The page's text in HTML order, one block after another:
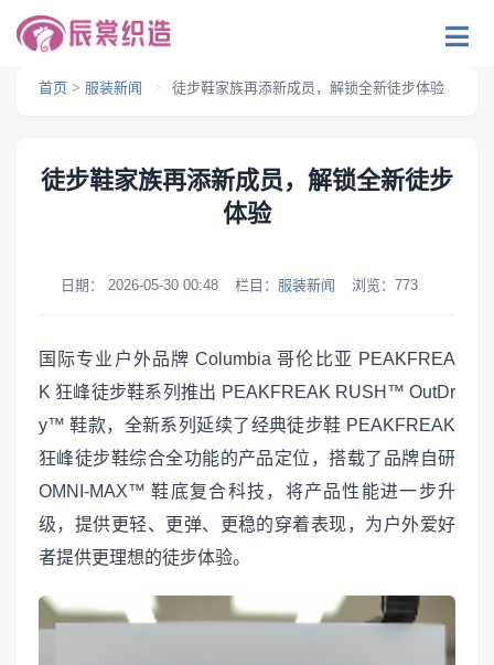
首页 > 服装新闻 > 徒步鞋家族再添新成员，解锁全新徒步体验
徒步鞋家族再添新成员，解锁全新徒步
体验
日期： 2026-05-30 00:48 栏目： 服装新闻 浏览： 773
国际专业户外品牌 Columbia 哥伦比亚 PEAKFREA
K 狂峰徒步鞋系列推出 PEAKFREAK RUSH™ OutDr
y™ 鞋款，全新系列延续了经典徒步鞋 PEAKFREAK
狂峰徒步鞋综合全功能的产品定位，搭载了品牌自研
OMNI-MAX™ 鞋底复合科技，将产品性能进一步升
级，提供更轻、更弹、更稳的穿着表现，为户外爱好
者提供更理想的徒步体验。